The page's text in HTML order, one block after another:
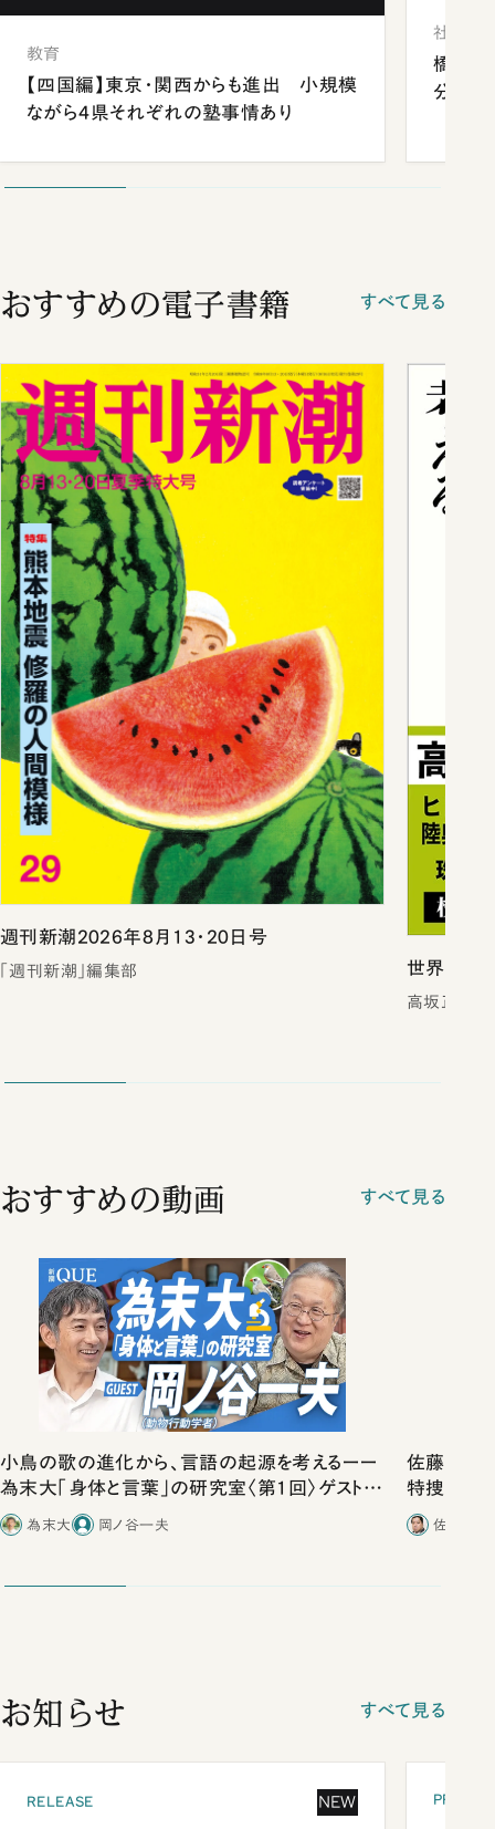
教育
【四国編】東京・関西からも進出 小規模
ながら4県それぞれの塾事情あり
社会
橋本愛
分 佐
おすすめの電子書籍 すべて見る
週刊新潮2026年8月13・20日号
「週刊新潮」編集部 世界史の
高坂正堯
おすすめの動画 すべて見る
小鳥の歌の進化から、言語の起源を考えるーー
為末大「身体と言葉」の研究室〈第1回〉ゲスト岡
ノ谷一夫（動物心理学者）
為末大 岡ノ谷一夫
佐藤優vs
特捜取調
合ったこと
佐藤優
お知らせ すべて見る
RELEASE NEW